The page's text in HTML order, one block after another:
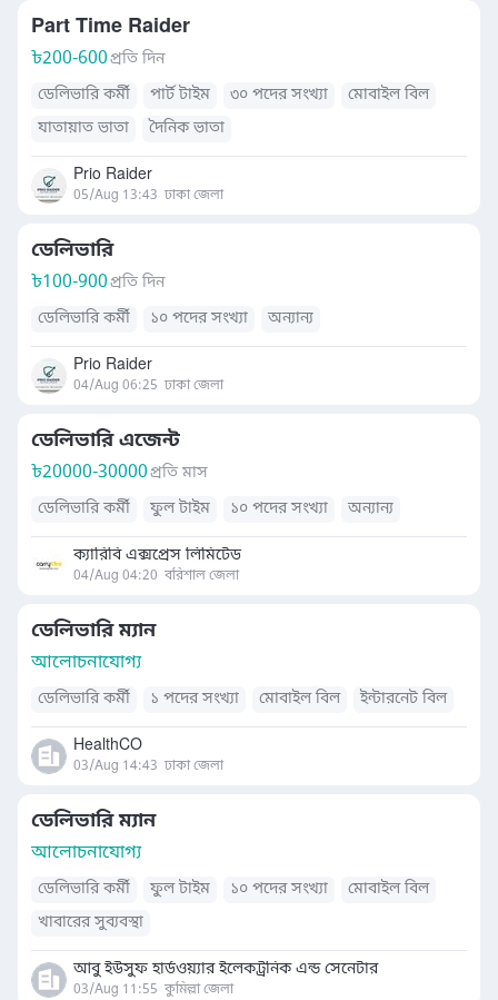
Part Time Raider
৳200-600প্রতি দিন
ডেলিভারি কর্মী
পার্ট টাইম ৩০ পদের সংখ্যা
মোবাইল বিল
যাতায়াত ভাতা
দৈনিক ভাতা
Prio Raider
05/Aug 13:43 ঢাকা জেলা
ডেলিভারি
৳100-900প্রতি দিন
ডেলিভারি কর্মী
১০ পদের সংখ্যা অন্যান্য
Prio Raider
04/Aug 06:25 ঢাকা জেলা
ডেলিভারি এজেন্ট
৳20000-30000প্রতি মাস
ডেলিভারি কর্মী
ফুল টাইম ১০ পদের সংখ্যা অন্যান্য
ক্যারিবি এক্সপ্রেস লিমিটেড
04/Aug 04:20 বরিশাল জেলা
ডেলিভারি ম্যান
আলোচনাযোগ্য
ডেলিভারি কর্মী ১ পদের সংখ্যা মোবাইল বিল ইন্টারনেট বিল
HealthCO
03/Aug 14:43 ঢাকা জেলা
ডেলিভারি ম্যান
আলোচনাযোগ্য
ডেলিভারি কর্মী ফুল টাইম ১০ পদের সংখ্যা
মোবাইল বিল
খাবারের সুব্যবস্থা
আবু ইউসুফ হার্ডওয়্যার ইলেকট্রনিক এন্ড সেনেটার
03/Aug 11:55 কুমিল্লা জেলা